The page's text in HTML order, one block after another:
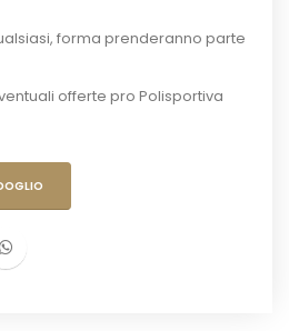
forma prenderanno parte
offerte pro Polisportiva